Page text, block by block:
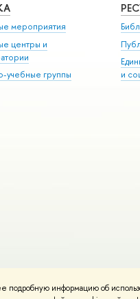
подробную информацию об
мероприятия
центры и
учебные группы
и
Политика конфиденциальности